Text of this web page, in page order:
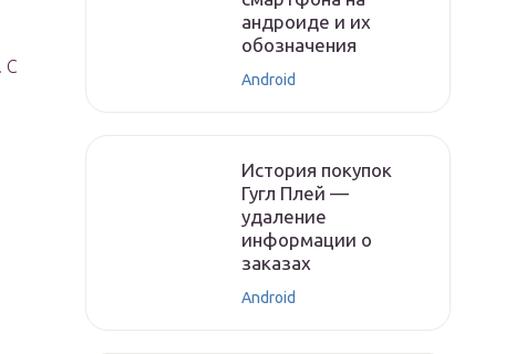
С
андроиде и их
обозначения
Android
История покупок
Гугл Плей —
удаление
информации о
заказах
Android